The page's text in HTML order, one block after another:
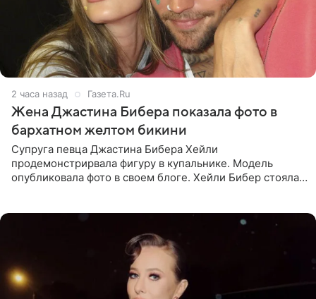
2 часа назад Газета.Ru
Жена Джастина Бибера показала фото в
бархатном желтом бикини
Супруга певца Джастина Бибера Хейли
продемонстрирвала фигуру в купальнике. Модель
опубликовала фото в своем блоге. Хейли Бибер стояла